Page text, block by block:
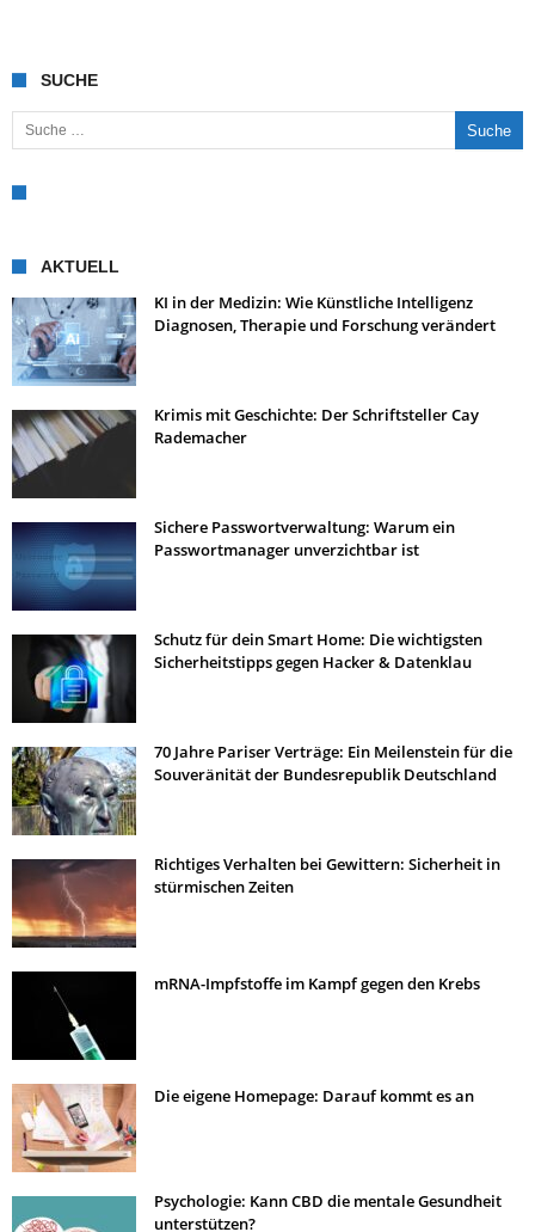
SUCHE
Suche nach:
AKTUELL
KI in der Medizin: Wie Künstliche Intelligenz
Diagnosen, Therapie und Forschung verändert
Krimis mit Geschichte: Der Schriftsteller Cay
Rademacher
Sichere Passwortverwaltung: Warum ein
Passwortmanager unverzichtbar ist
Schutz für dein Smart Home: Die wichtigsten
Sicherheitstipps gegen Hacker & Datenklau
70 Jahre Pariser Verträge: Ein Meilenstein für die
Souveränität der Bundesrepublik Deutschland
Richtiges Verhalten bei Gewittern: Sicherheit in
stürmischen Zeiten
mRNA-Impfstoffe im Kampf gegen den Krebs
Die eigene Homepage: Darauf kommt es an
Psychologie: Kann CBD die mentale Gesundheit
unterstützen?